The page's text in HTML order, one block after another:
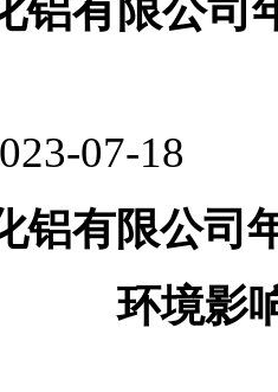
铝有限公司
07-18
铝有限公司
环境影